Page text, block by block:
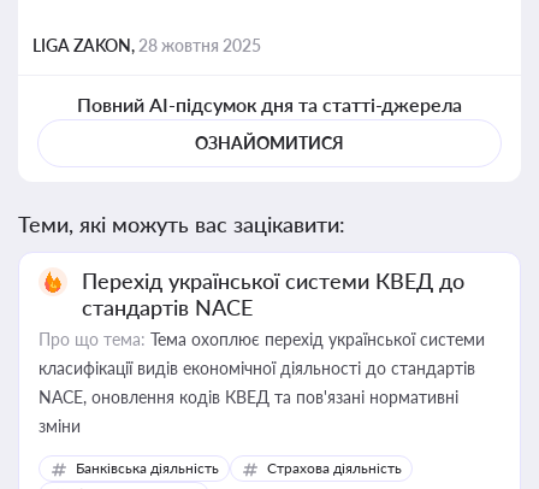
LIGA ZAKON, 28 жовтня 2025
Повний AI-підсумок дня та статті-джерела
ОЗНАЙОМИТИСЯ
Теми, які можуть вас зацікавити:
Перехід української системи КВЕД до
стандартів NACE
Про що тема: Тема охоплює перехід української системи
класифікації видів економічної діяльності до стандартів
NACE, оновлення кодів КВЕД та пов'язані нормативні
зміни
Банківська діяльність
Страхова діяльність